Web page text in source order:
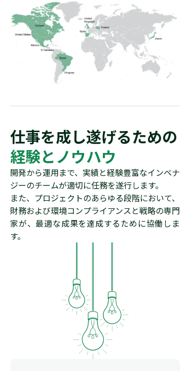
仕事を成し遂げるための
経験とノウハウ
開発から運用まで、実績と経験豊富なインベナ
ジーのチームが適切に任務を遂行します。
また、プロジェクトのあらゆる段階において、
財務および環境コンプライアンスと戦略の専門
家が、最適な成果を達成するために協働しま
す。